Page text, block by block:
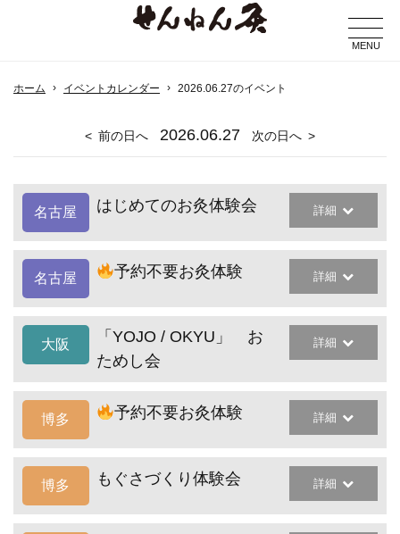
MENU
ホーム イベントカレンダー 2026.06.27のイベント
前の日へ 2026.06.27 次の日へ
名古屋 はじめてのお灸体験会 詳細
名古屋 予約不要お灸体験 詳細
大阪
「YOJO / OKYU」 お
ためし会
詳細
博多 予約不要お灸体験 詳細
博多 もぐさづくり体験会 詳細